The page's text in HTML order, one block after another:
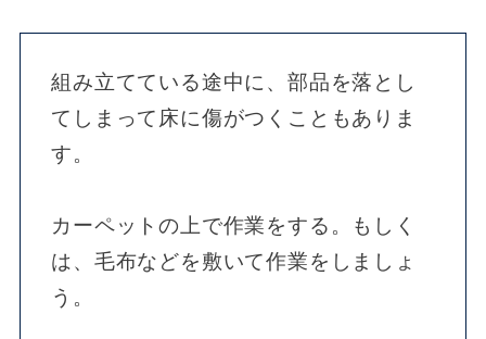
組み立てている途中に、部品を落とし
てしまって床に傷がつくこともありま
す。
カーペットの上で作業をする。もしく
は、毛布などを敷いて作業をしましょ
う。